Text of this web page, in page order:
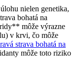
nielen genetika,
bohatá na
môže výrazne
v krvi, čo môže
strava bohatá na
môže toto riziko